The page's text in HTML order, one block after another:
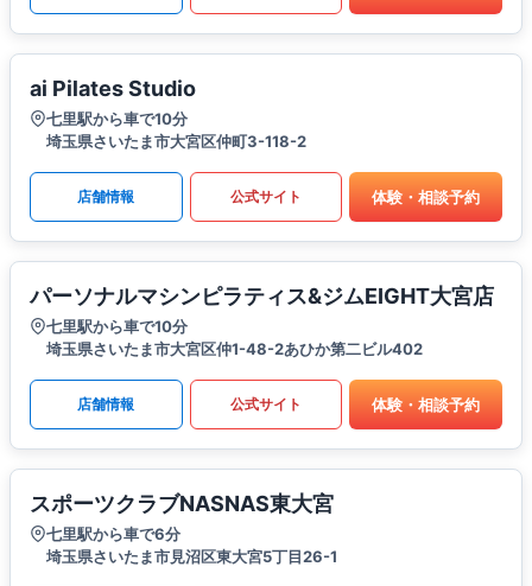
ai Pilates Studio
七里駅から車で10分
埼玉県さいたま市大宮区仲町3-118-2
店舗情報 公式サイト 体験・相談予約
パーソナルマシンピラティス&ジムEIGHT大宮店
七里駅から車で10分
埼玉県さいたま市大宮区仲1-48-2あひか第二ビル402
店舗情報 公式サイト 体験・相談予約
スポーツクラブNASNAS東大宮
七里駅から車で6分
埼玉県さいたま市見沼区東大宮5丁目26-1